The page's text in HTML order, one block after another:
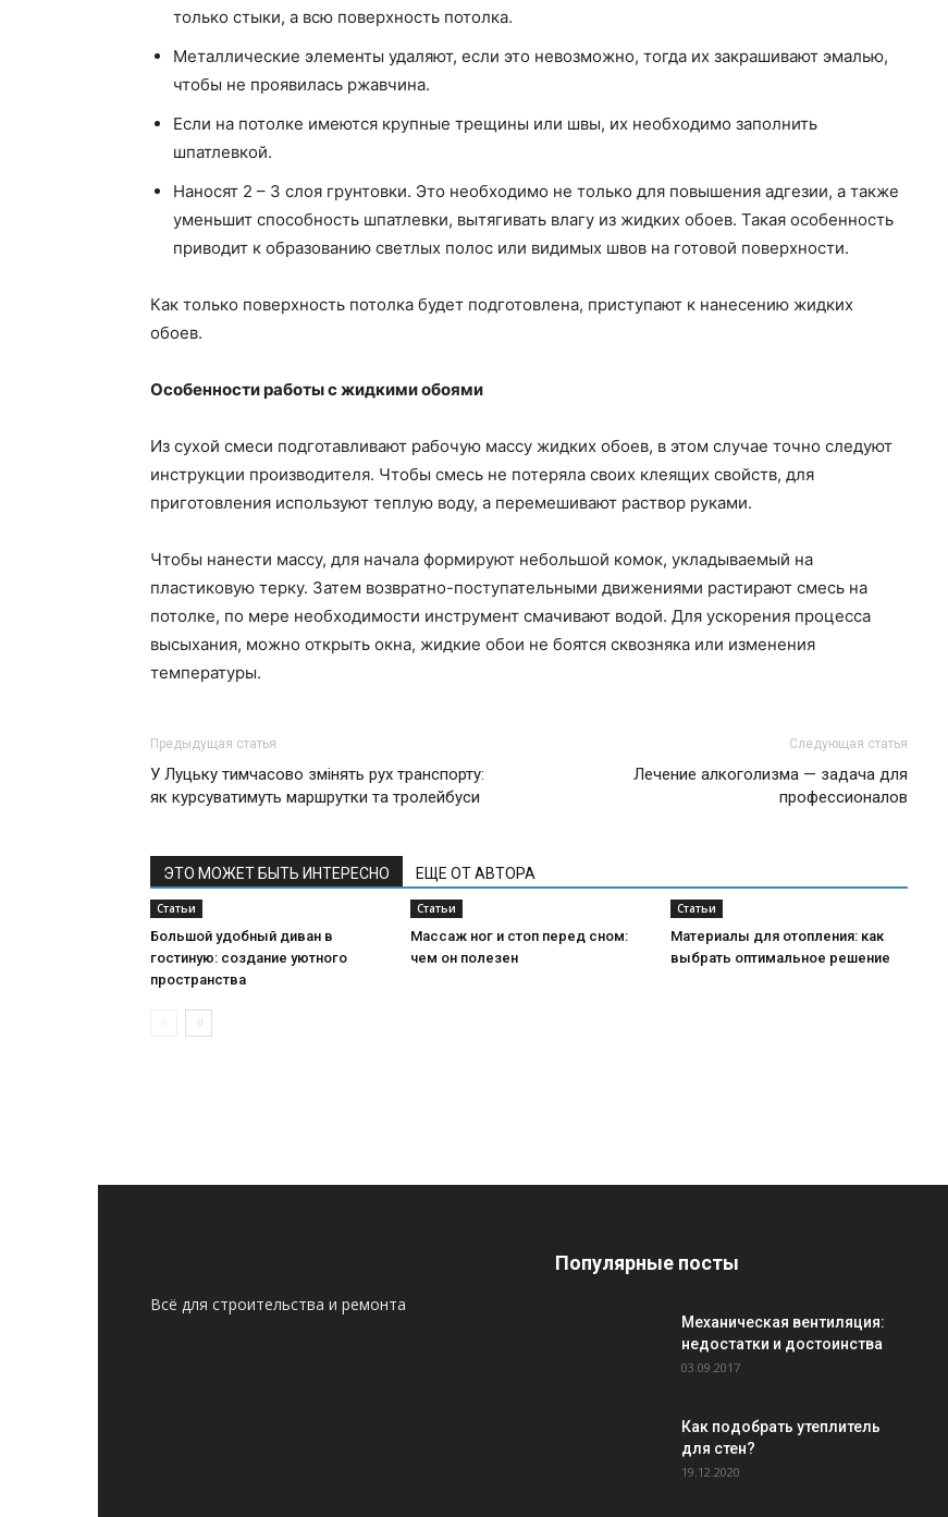
только стыки, а всю поверхность потолка.
Металлические элементы удаляют, если это невозможно, тогда их закрашивают эмалью,
чтобы не проявилась ржавчина.
Если на потолке имеются крупные трещины или швы, их необходимо заполнить
шпатлевкой.
Наносят 2 – 3 слоя грунтовки. Это необходимо не только для повышения адгезии, а также
уменьшит способность шпатлевки, вытягивать влагу из жидких обоев. Такая особенность
приводит к образованию светлых полос или видимых швов на готовой поверхности.
Как только поверхность потолка будет подготовлена, приступают к нанесению жидких
обоев.
Особенности работы с жидкими обоями
Из сухой смеси подготавливают рабочую массу жидких обоев, в этом случае точно следуют
инструкции производителя. Чтобы смесь не потеряла своих клеящих свойств, для
приготовления используют теплую воду, а перемешивают раствор руками.
Чтобы нанести массу, для начала формируют небольшой комок, укладываемый на
пластиковую терку. Затем возвратно-поступательными движениями растирают смесь на
потолке, по мере необходимости инструмент смачивают водой. Для ускорения процесса
высыхания, можно открыть окна, жидкие обои не боятся сквозняка или изменения
температуры.
Предыдущая статья
У Луцьку тимчасово змінять рух транспорту:
як курсуватимуть маршрутки та тролейбуси
Следующая статья
Лечение алкоголизма — задача для
профессионалов
ЭТО МОЖЕТ БЫТЬ ИНТЕРЕСНО ЕЩЕ ОТ АВТОРА
Статьи
Большой удобный диван в
гостиную: создание уютного
пространства
Статьи
Массаж ног и стоп перед сном:
чем он полезен
Статьи
Материалы для отопления: как
выбрать оптимальное решение
Всё для строительства и ремонта
Популярные посты
Механическая вентиляция:
недостатки и достоинства
03.09.2017
Как подобрать утеплитель
для стен?
19.12.2020